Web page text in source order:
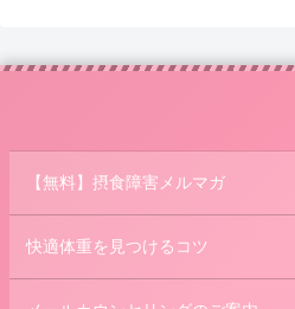
【無料】摂食障害メルマガ
快適体重を見つけるコツ